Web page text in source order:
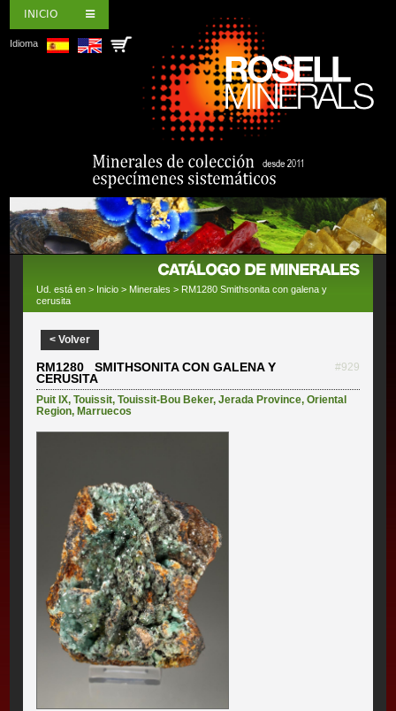
INICIO
Idioma
Ud. está en > Inicio > Minerales > RM1280 Smithsonita con galena y
cerusita
< Volver
RM1280 SMITHSONITA CON GALENA Y
CERUSITA
#929
Puit IX,Touissit,Touissit-Bou Beker,Jerada Province,Oriental
Region,Marruecos